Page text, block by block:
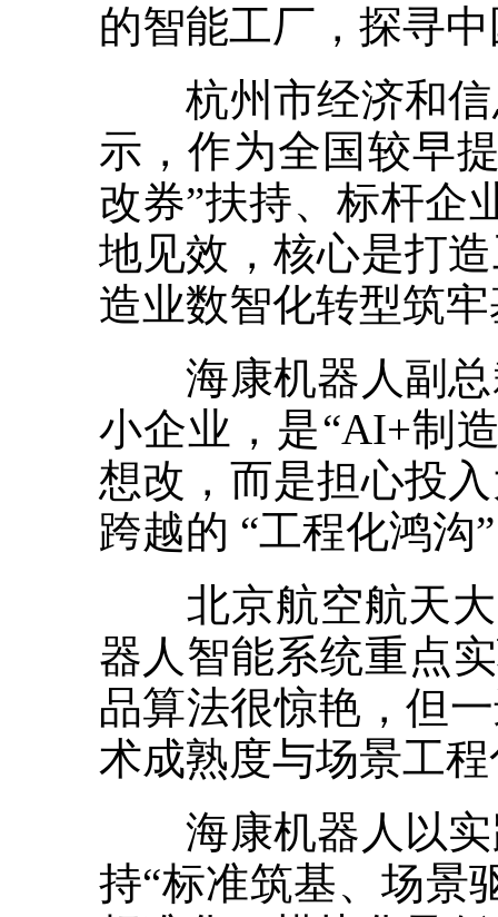
的智能工厂，探寻
杭州市经济和信
示，作为全国较早
改券”扶持、标杆企
地见效，核心是打
造业数智化转型筑
海康机器人副总
小企业，是“AI+制
想改，而是担心投
跨越的 “工程化鸿沟
北京航空航天大
器人智能系统重点
品算法很惊艳，但
术成熟度与场景工
海康机器人以实
持“标准筑基、场景